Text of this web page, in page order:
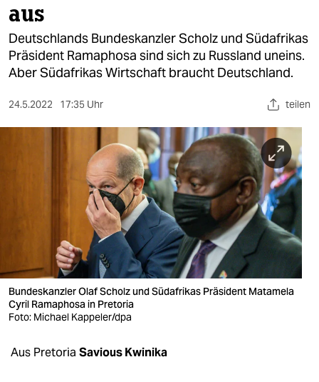
öko
gesellschaft
sport
wahrheit
verlag
veranstaltungen
aus
Deutschlands Bundeskanzler Scholz und Südafrikas
Präsident Ramaphosa sind sich zu Russland uneins.
Aber Südafrikas Wirtschaft braucht Deutschland.
24.5.2022 17:35 Uhr teilen
Bundeskanzler Olaf Scholz und Südafrikas Präsident Matamela
Cyril Ramaphosa in Pretoria
Foto: Michael Kappeler/dpa
Aus Pretoria Savious Kwinika